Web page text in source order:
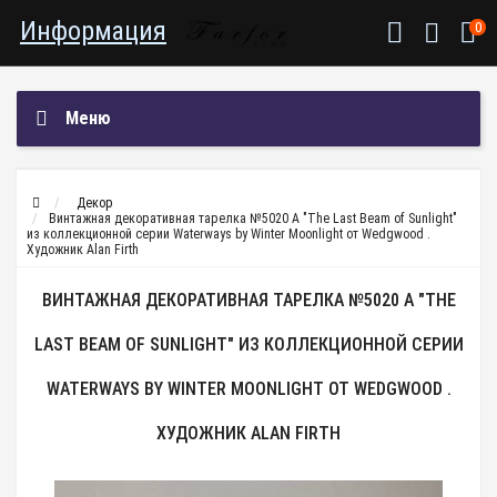
Информация 0
Меню
Декор
Винтажная декоративная тарелка №5020 A "The Last Beam of Sunlight"
из коллекционной серии Waterways by Winter Moonlight от Wedgwood .
Художник Alan Firth
ВИНТАЖНАЯ ДЕКОРАТИВНАЯ ТАРЕЛКА №5020 A "THE
LAST BEAM OF SUNLIGHT" ИЗ КОЛЛЕКЦИОННОЙ СЕРИИ
WATERWAYS BY WINTER MOONLIGHT ОТ WEDGWOOD .
ХУДОЖНИК ALAN FIRTH